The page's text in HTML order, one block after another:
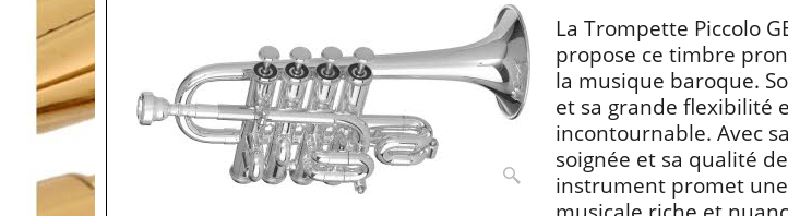
La Trompette Piccolo
propose ce timbre
la musique baroque.
et sa grande flexibilité
incontournable. Avec
soignée et sa qualité
instrument promet